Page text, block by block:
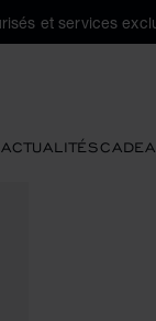
et services
ACTUALITÉS